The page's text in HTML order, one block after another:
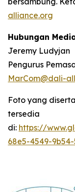
alliance.org
Hubungan
Jeremy Ludyjan
Pengurus
MarCom@dali-
Foto yang
tersedia
di: https://
68e5-4549-